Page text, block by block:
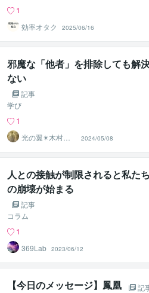
1
効率オタク
2025/06/16
邪魔な「他者」を排除しても解
ない
記事
学び
1
光の翼✴︎木村心
美
2024/05/08
人との接触が制限されると私た
の崩壊が始まる
記事
コラム
1
369Lab 2023/06/12
【今日のメッセージ】鳳凰
記